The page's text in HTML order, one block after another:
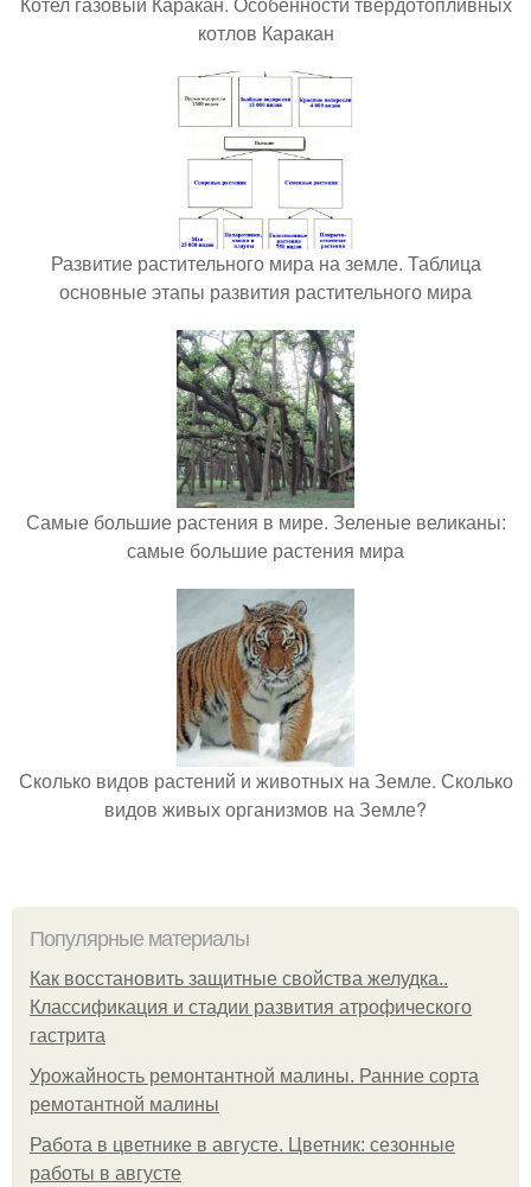
котлов Каракан
Развитие растительного мира на земле. Таблица
основные этапы развития растительного мира
Самые большие растения в мире. Зеленые великаны:
самые большие растения мира
Сколько видов растений и животных на Земле. Сколько
видов живых организмов на Земле?
Популярные материалы
Как восстановить защитные свойства желудка..
Классификация и стадии развития атрофического
гастрита
Урожайность ремонтантной малины. Ранние сорта
ремотантной малины
Работа в цветнике в августе. Цветник: сезонные
работы в августе